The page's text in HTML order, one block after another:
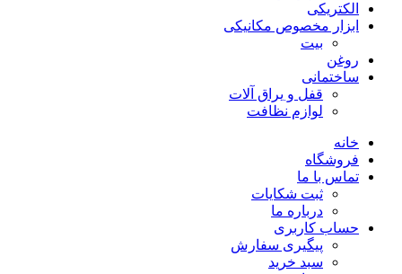
الکتریکی
ابزار مخصوص مکانیکی
بیت
روغن
ساختمانی
قفل و یراق آلات
لوازم نظافت
خانه
فروشگاه
تماس با ما
ثبت شکایات
درباره ما
حساب کاربری
پیگیری سفارش
سبد خرید